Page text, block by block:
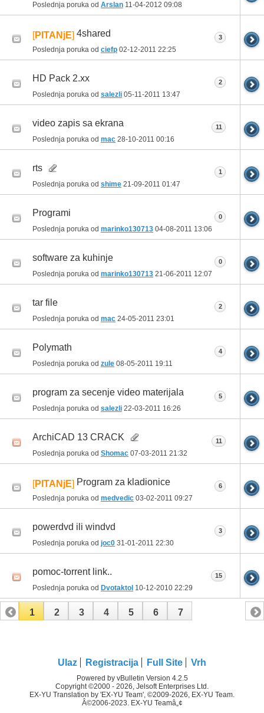
Poslednja poruka od Arslan 11-04-2012 09:08
[PITANjE] 4shared
Poslednja poruka od ciefp 02-12-2011 22:25
3
HD Pack 2.xx
Poslednja poruka od salezli 05-11-2011 13:47
2
video zapis sa ekrana
Poslednja poruka od mac 28-10-2011 00:16
11
rts
Poslednja poruka od shime 21-09-2011 01:47
1
Programi
Poslednja poruka od marinko130713 04-08-2011 13:06
0
software za kuhinje
Poslednja poruka od marinko130713 21-06-2011 12:07
0
tar file
Poslednja poruka od mac 24-05-2011 23:01
2
Polymath
Poslednja poruka od zule 08-05-2011 19:11
4
program za secenje video materijala
Poslednja poruka od salezli 22-03-2011 16:26
5
ArchiCAD 13 CRACK
Poslednja poruka od Shomac 07-03-2011 21:32
11
[PITANjE] Program za kladionice
Poslednja poruka od medvedic 03-02-2011 09:27
6
powerdvd ili windvd
Poslednja poruka od joc0 31-01-2011 22:30
3
pomoc-torrent link..
Poslednja poruka od Dvotaktol 10-12-2010 22:29
15
1 2 3 4 5 6 7
Ulaz Registracija Full Site Vrh
Powered by vBulletin Version 4.2.5
Copyright ©2000 - 2026, Jelsoft Enterprises Ltd.
EX-YU Translation by 'EX-YU Team', ©2009-2026, EX-YU Team.
Â©2006-2023. EX-YU Teamâ„¢